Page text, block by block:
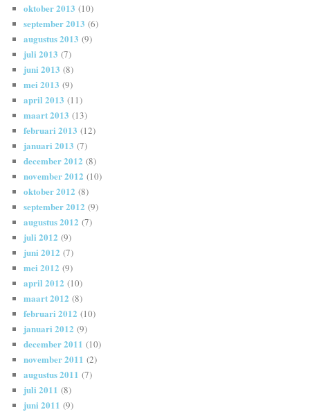
oktober 2013 (10)
september 2013 (6)
augustus 2013 (9)
juli 2013 (7)
juni 2013 (8)
mei 2013 (9)
april 2013 (11)
maart 2013 (13)
februari 2013 (12)
januari 2013 (7)
december 2012 (8)
november 2012 (10)
oktober 2012 (8)
september 2012 (9)
augustus 2012 (7)
juli 2012 (9)
juni 2012 (7)
mei 2012 (9)
april 2012 (10)
maart 2012 (8)
februari 2012 (10)
januari 2012 (9)
december 2011 (10)
november 2011 (2)
augustus 2011 (7)
juli 2011 (8)
juni 2011 (9)